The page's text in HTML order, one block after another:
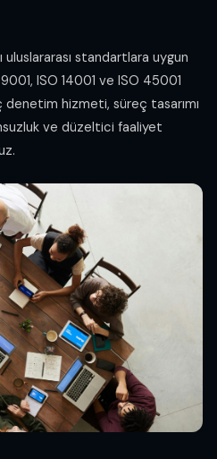
uluslararası standartlara uygun
ISO 14001 ve ISO 45001
hizmeti, süreç tasarımı
ve düzeltici faaliyet